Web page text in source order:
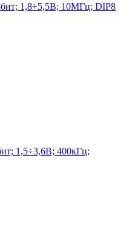
1,8÷5,5В; 10МГц; DIP8
1,5÷3,6В; 400кГц;